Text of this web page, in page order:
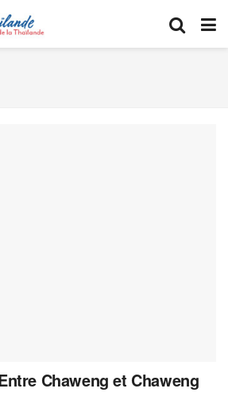
Chaweng et Chaweng